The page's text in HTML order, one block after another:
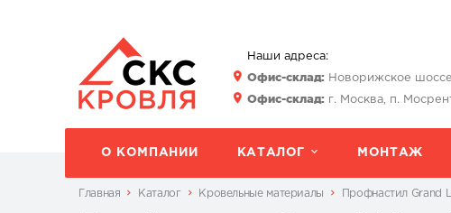
Наши адреса:
Офис-склад:Новорижское
Офис-склад:г. Москва, п.
О КОМПАНИИ КАТАЛОГ МОНТАЖ
Главная Каталог Кровельные материалы Профнастил Grand